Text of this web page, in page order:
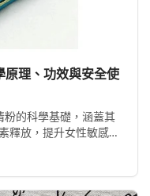
原理、功效與安全使
粉的科學基礎，涵蓋其
釋放，提升女性敏感